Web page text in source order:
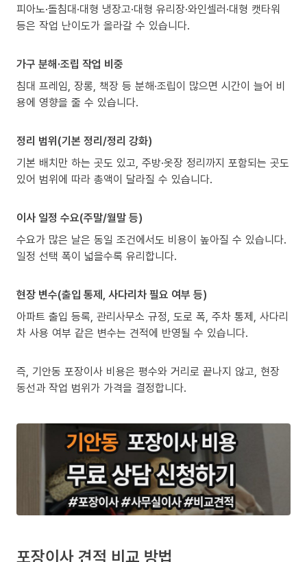
피아노·돌침대·대형 냉장고·대형 유리장·와인셀러·대형 캣타워
등은 작업 난이도가 올라갈 수 있습니다.
가구 분해·조립 작업 비중
침대 프레임, 장롱, 책장 등 분해·조립이 많으면 시간이 늘어 비
용에 영향을 줄 수 있습니다.
정리 범위(기본 정리/정리 강화)
기본 배치만 하는 곳도 있고, 주방·옷장 정리까지 포함되는 곳도
있어 범위에 따라 총액이 달라질 수 있습니다.
이사 일정 수요(주말/월말 등)
수요가 많은 날은 동일 조건에서도 비용이 높아질 수 있습니다.
일정 선택 폭이 넓을수록 유리합니다.
현장 변수(출입 통제, 사다리차 필요 여부 등)
아파트 출입 등록, 관리사무소 규정, 도로 폭, 주차 통제, 사다리
차 사용 여부 같은 변수는 견적에 반영될 수 있습니다.
즉, 기안동 포장이사 비용은 평수와 거리로 끝나지 않고, 현장
동선과 작업 범위가 가격을 결정합니다.
포장이사 견적 비교 방법